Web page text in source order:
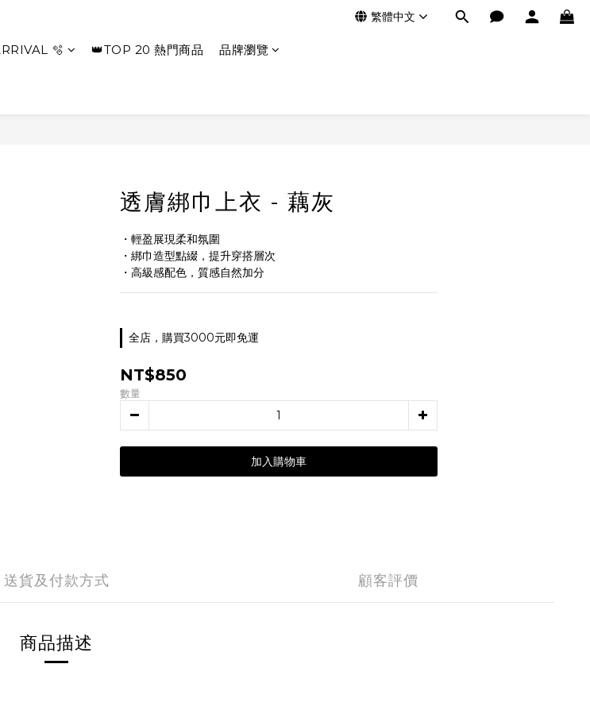
繁體中文
🫧 👑TOP 20 熱門商品 品牌瀏覽
透膚綁巾上衣 - 藕灰
・輕盈展現柔和氛圍
・綁巾造型點綴，提升穿搭層次
・高級感配色，質感自然加分
全店，購買3000元即免運
NT$850
數量
加入購物車
送貨及付款方式 顧客評價
商品描述